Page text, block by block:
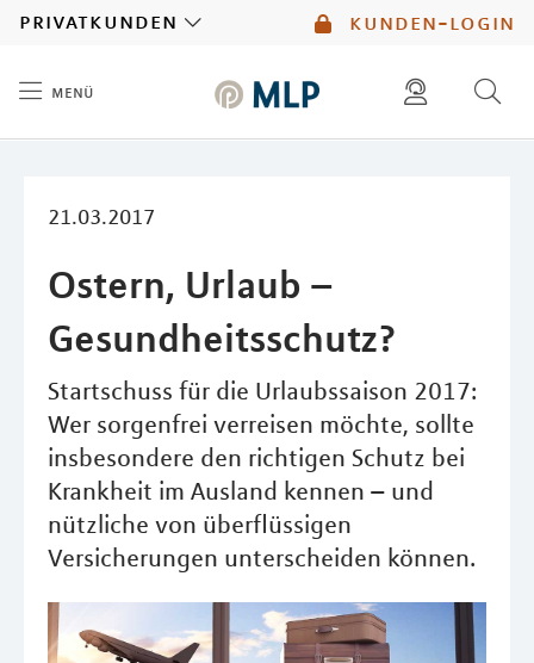
kunden-login
privatkunden
menü
21.03.2017
Ostern, Urlaub –
Gesundheitsschutz?
Startschuss für die Urlaubssaison 2017:
Wer sorgenfrei verreisen möchte, sollte
insbesondere den richtigen Schutz bei
Krankheit im Ausland kennen – und
nützliche von überflüssigen
Versicherungen unterscheiden können.